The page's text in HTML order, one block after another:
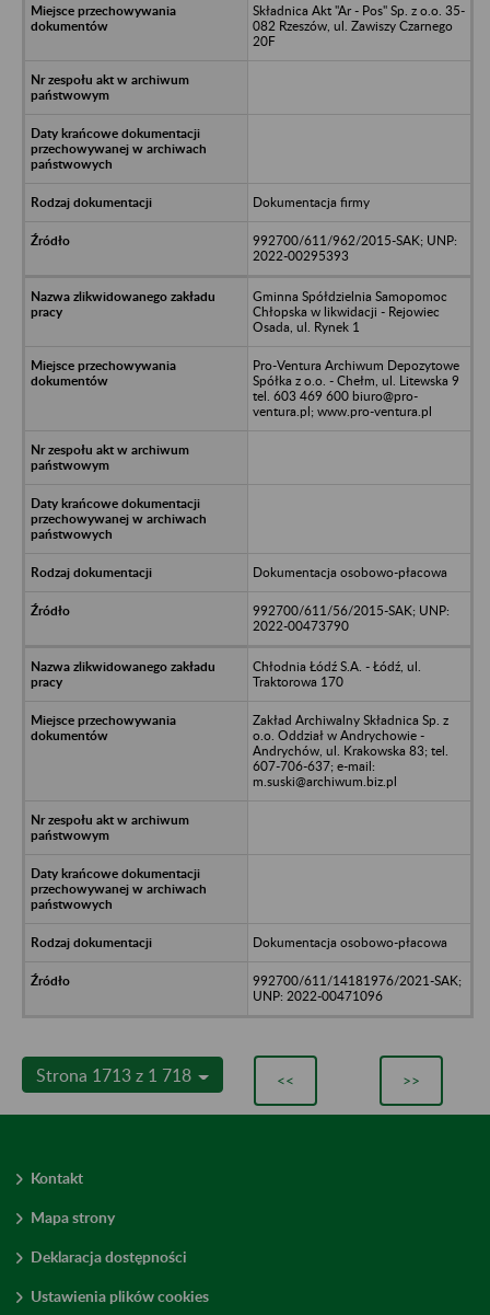
Składnica Akt "Ar - Pos" Sp. z o.o. 35-
082 Rzeszów, ul. Zawiszy Czarnego
20F
Dokumentacja firmy
992700/611/962/2015-SAK; UNP:
2022-00295393
Gminna Spółdzielnia Samopomoc
Chłopska w likwidacji - Rejowiec
Osada, ul. Rynek 1
Pro-Ventura Archiwum Depozytowe
Spółka z o.o. - Chełm, ul. Litewska 9
tel. 603 469 600 biuro@pro-
ventura.pl; www.pro-ventura.pl
Dokumentacja osobowo-płacowa
992700/611/56/2015-SAK; UNP:
2022-00473790
Chłodnia Łódź S.A. - Łódź, ul.
Traktorowa 170
Zakład Archiwalny Składnica Sp. z
o.o. Oddział w Andrychowie -
Andrychów, ul. Krakowska 83; tel.
607-706-637; e-mail:
m.suski@archiwum.biz.pl
Dokumentacja osobowo-płacowa
992700/611/14181976/2021-SAK;
UNP: 2022-00471096
Strona 1713 z 1 718 << >>
Kontakt
Mapa strony
Deklaracja dostępności
Ustawienia plików cookies